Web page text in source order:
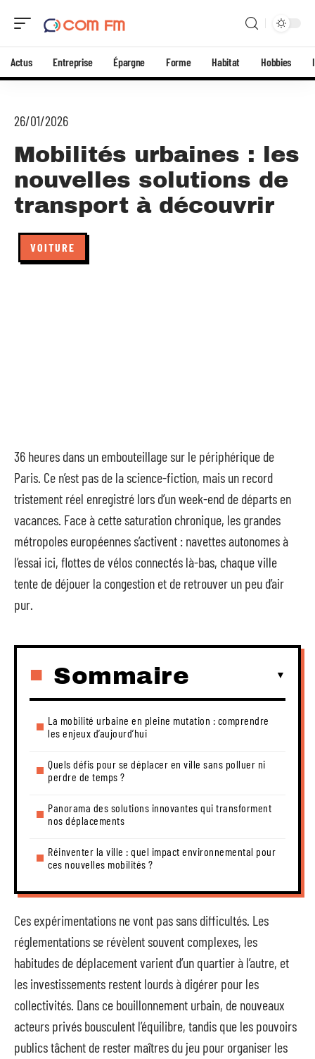
Actus Entreprise Épargne Forme Habitat Hobbies
26/01/2026
Mobilités urbaines : les
nouvelles solutions de
transport à découvrir
VOITURE
36 heures dans un embouteillage sur le périphérique de
Paris. Ce n’est pas de la science-fiction, mais un record
tristement réel enregistré lors d’un week-end de départs en
vacances. Face à cette saturation chronique, les grandes
métropoles européennes s’activent : navettes autonomes à
l’essai ici, flottes de vélos connectés là-bas, chaque ville
tente de déjouer la congestion et de retrouver un peu d’air
pur.
Sommaire
La mobilité urbaine en pleine mutation : comprendre
les enjeux d’aujourd’hui
Quels défis pour se déplacer en ville sans polluer ni
perdre de temps ?
Panorama des solutions innovantes qui transforment
nos déplacements
Réinventer la ville : quel impact environnemental pour
ces nouvelles mobilités ?
Ces expérimentations ne vont pas sans difficultés. Les
réglementations se révèlent souvent complexes, les
habitudes de déplacement varient d’un quartier à l’autre, et
les investissements restent lourds à digérer pour les
collectivités. Dans ce bouillonnement urbain, de nouveaux
acteurs privés bousculent l’équilibre, tandis que les pouvoirs
publics tâchent de rester maîtres du jeu pour organiser les